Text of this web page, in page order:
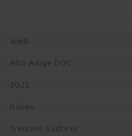
Weiß
Alto Adige DOC
2022
Italien
Trentino Südtirol